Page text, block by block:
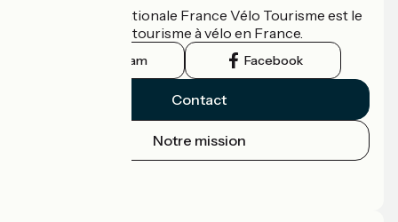
L'association nationale France Vélo Tourisme est le
guide officiel du tourisme à vélo en France.
Instagram Facebook
Contact
Notre mission